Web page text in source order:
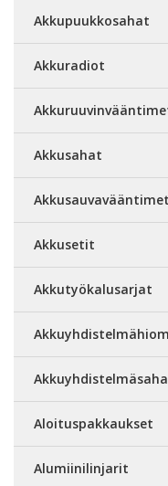
Akkupuukkosahat
Akkuradiot
Akkusahat
Akkusauvavääntimet
Akkusetit
Akkutyökalusarjat
Aloituspakkaukset
Alumiinilinjarit